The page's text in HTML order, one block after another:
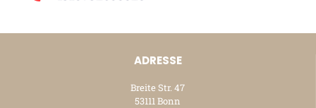
ADRESSE
Breite Str. 47
53111 Bonn